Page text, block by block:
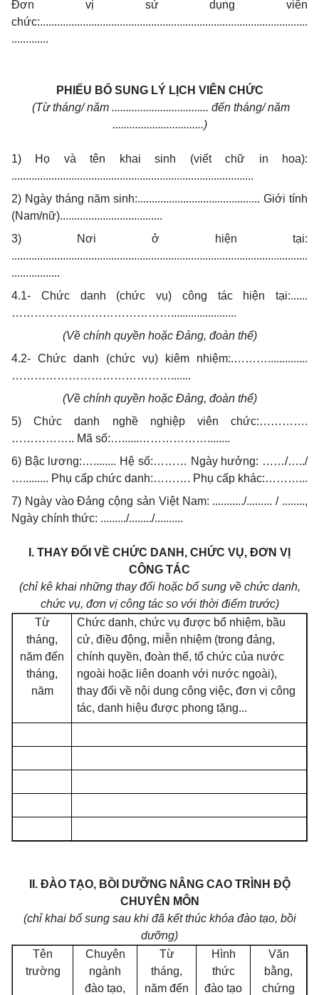
Đơn vị sử dụng viên
chức:..............................................................................................
.............
PHIẾU BỔ SUNG LÝ LỊCH VIÊN CHỨC
(Từ tháng/ năm .................................. đến tháng/ năm
................................)
1) Họ và tên khai sinh (viết chữ in hoa):
.....................................................................................
2) Ngày tháng năm sinh:........................................... Giới tính
(Nam/nữ)....................................
3) Nơi ở hiện tại:
........................................................................................................
.................
4.1- Chức danh (chức vụ) công tác hiện tại:......
…………………………………….......................
(Về chính quyền hoặc Đảng, đoàn thể)
4.2- Chức danh (chức vụ) kiêm nhiệm:.………..............
…………………………………….......
(Về chính quyền hoặc Đảng, đoàn thể)
5) Chức danh nghề nghiệp viên chức:………….
…………….. Mã số:…......………………........
6) Bậc lương:…........ Hệ số:……… Ngày hưởng: ……/…../
…......... Phụ cấp chức danh:………. Phụ cấp khác:………...
7) Ngày vào Đảng cộng sản Việt Nam: .........../......... / ........,
Ngày chính thức: ........./......../..........
I. THAY ĐỔI VỀ CHỨC DANH, CHỨC VỤ, ĐƠN VỊ
CÔNG TÁC
(chỉ kê khai những thay đổi hoặc bổ sung về chức danh,
chức vụ, đơn vị công tác so với thời điểm trước)
Từ
tháng,
năm đến
tháng,
năm
Chức danh, chức vụ được bổ nhiệm, bầu
cử, điều động, miễn nhiệm (trong đảng,
chính quyền, đoàn thể, tổ chức của nước
ngoài hoặc liên doanh với nước ngoài),
thay đổi về nội dung công việc, đơn vị công
tác, danh hiệu được phong tặng...
II. ĐÀO TẠO, BỒI DƯỠNG NÂNG CAO TRÌNH ĐỘ
CHUYÊN MÔN
(chỉ khai bổ sung sau khi đã kết thúc khóa đào tạo, bồi
dưỡng)
Tên
trường
Chuyên
ngành
đào tạo,
Từ
tháng,
năm đến
Hình
thức
đào tạo
Văn
bằng,
chứng